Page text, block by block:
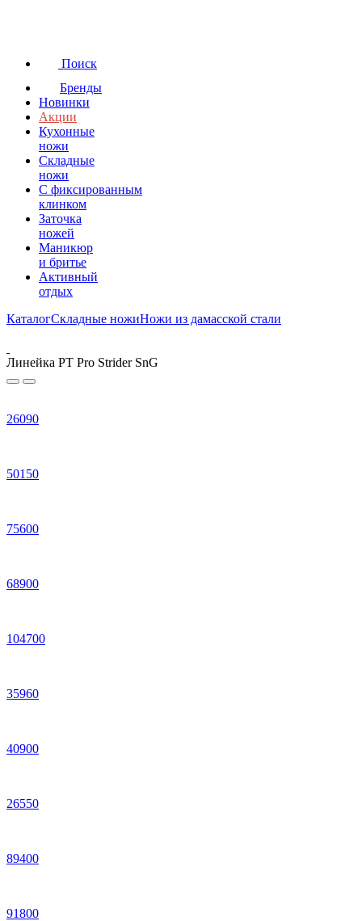
Поиск
Бренды
Новинки
Акции
Кухонные
ножи
Складные
ножи
C фиксированным
клинком
Заточка
ножей
Маникюр
и бритье
Активный
отдых
КаталогСкладные ножиНожи из дамасской стали
Линейка PT Pro Strider SnG
26090
50150
75600
68900
104700
35960
40900
26550
89400
91800